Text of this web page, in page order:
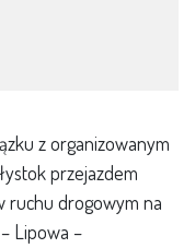
z organizowanym
przejazdem
ruchu drogowym na
Lipowa –